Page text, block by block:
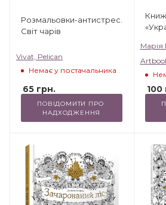
Розмальовки-антистрес.
Світ чарів
Vivat, Pelican
Немає у постачальника
65 грн.
ПОВІДОМИТИ ПРО
НАДХОДЖЕННЯ
Марія
100